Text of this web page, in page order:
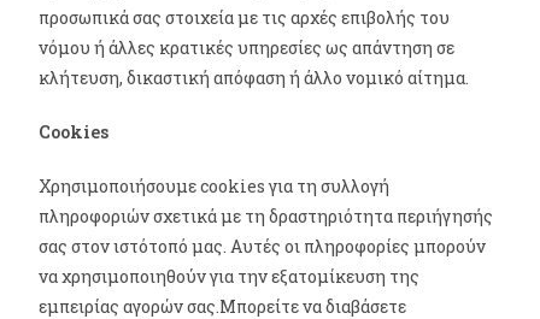
προσωπικά σας στοιχεία με τις αρχές επιβολής του
νόμου ή άλλες κρατικές υπηρεσίες ως απάντηση σε
κλήτευση, δικαστική απόφαση ή άλλο νομικό αίτημα.
Cookies
Χρησιμοποιήσουμε cookies για τη συλλογή
πληροφοριών σχετικά με τη δραστηριότητα περιήγησής
σας στον ιστότοπό μας. Αυτές οι πληροφορίες μπορούν
να χρησιμοποιηθούν για την εξατομίκευση της
εμπειρίας αγορών σας.Μπορείτε να διαβάσετε